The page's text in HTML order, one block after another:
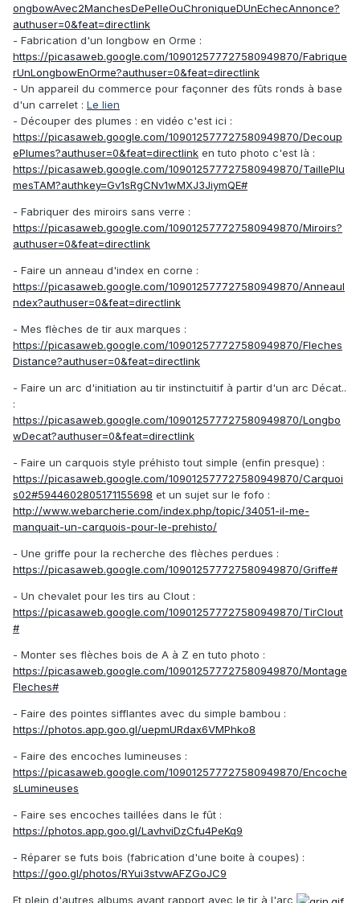
ongbowAvec2ManchesDePelleOuChroniqueDUnEchecAnnonce?
authuser=0&feat=directlink
- Fabrication d'un longbow en Orme :
https://picasaweb.google.com/109012577727580949870/Fabrique
rUnLongbowEnOrme?authuser=0&feat=directlink
- Un appareil du commerce pour façonner des fûts ronds à base
d'un carrelet : Le lien
- Découper des plumes : en vidéo c'est ici :
https://picasaweb.google.com/109012577727580949870/Decoup
ePlumes?authuser=0&feat=directlink en tuto photo c'est là :
https://picasaweb.google.com/109012577727580949870/TaillePlu
mesTAM?authkey=Gv1sRgCNv1wMXJ3JiymQE#
- Fabriquer des miroirs sans verre :
https://picasaweb.google.com/109012577727580949870/Miroirs?
authuser=0&feat=directlink
- Faire un anneau d'index en corne :
https://picasaweb.google.com/109012577727580949870/AnneauI
ndex?authuser=0&feat=directlink
- Mes flèches de tir aux marques :
https://picasaweb.google.com/109012577727580949870/Fleches
Distance?authuser=0&feat=directlink
- Faire un arc d'initiation au tir instinctuitif à partir d'un arc Décat..
:
https://picasaweb.google.com/109012577727580949870/Longbo
wDecat?authuser=0&feat=directlink
- Faire un carquois style préhisto tout simple (enfin presque) :
https://picasaweb.google.com/109012577727580949870/Carquoi
s02#5944602805171155698 et un sujet sur le fofo :
http://www.webarcherie.com/index.php/topic/34051-il-me-
manquait-un-carquois-pour-le-prehisto/
- Une griffe pour la recherche des flèches perdues :
https://picasaweb.google.com/109012577727580949870/Griffe#
- Un chevalet pour les tirs au Clout :
https://picasaweb.google.com/109012577727580949870/TirClout
#
- Monter ses flèches bois de A à Z en tuto photo :
https://picasaweb.google.com/109012577727580949870/Montage
Fleches#
- Faire des pointes sifflantes avec du simple bambou :
https://photos.app.goo.gl/uepmURdax6VMPhko8
- Faire des encoches lumineuses :
https://picasaweb.google.com/109012577727580949870/Encoche
sLumineuses
- Faire ses encoches taillées dans le fût :
https://photos.app.goo.gl/LavhviDzCfu4PeKq9
- Réparer se futs bois (fabrication d'une boite à coupes) :
https://goo.gl/photos/RYui3stvwAFZGoJC9
Et plein d'autres albums ayant rapport avec le tir à l'arc